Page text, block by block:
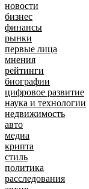
новости
бизнес
финансы
рынки
первые лица
мнения
рейтинги
биографии
цифровое развитие
наука и технологии
недвижимость
авто
медиа
крипта
стиль
политика
расследования